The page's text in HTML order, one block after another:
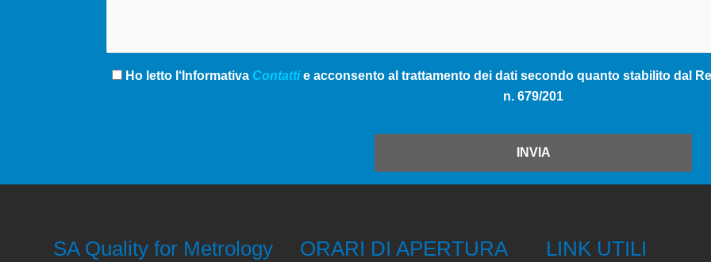
Ho letto l‘Informativa Contattie acconsento al trattamento dei dati secondo quanto stabilito dal
n. 679/201
INVIA
SA Quality for Metrology ORARI DI APERTURA LINK UTILI